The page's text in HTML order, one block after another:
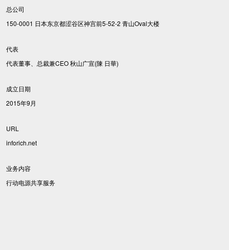
总公司
150-0001 日本东京都涩谷区神宫前5-52-2 青山Oval大楼
代表
代表董事、总裁兼CEO 秋山广宣(陳 日華)
成立日期
2015年9月
URL
inforich.net
业务内容
行动电源共享服务